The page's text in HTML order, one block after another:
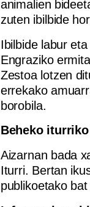
animalien
zuten ibilbide
Ibilbide labur
Engraziko
Zestoa lotzen
errekako
borobila.
Beheko
Aizarnan bada
Iturri. Bertan
publikoetako bat